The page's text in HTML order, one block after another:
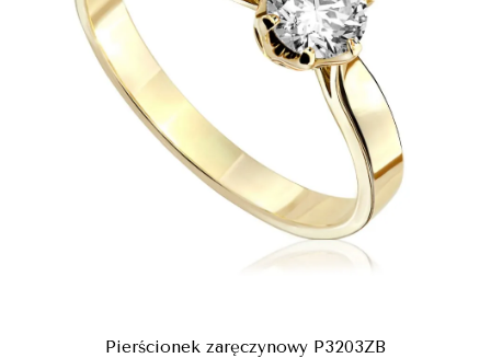
Pierścionek zaręczynowy P3203ZB